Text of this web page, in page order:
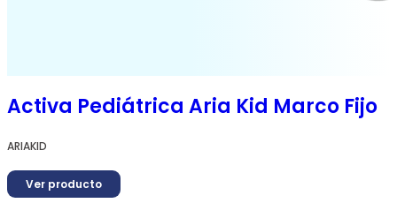
Activa Pediátrica Aria Kid Marco Fijo
ARIAKID
Ver producto